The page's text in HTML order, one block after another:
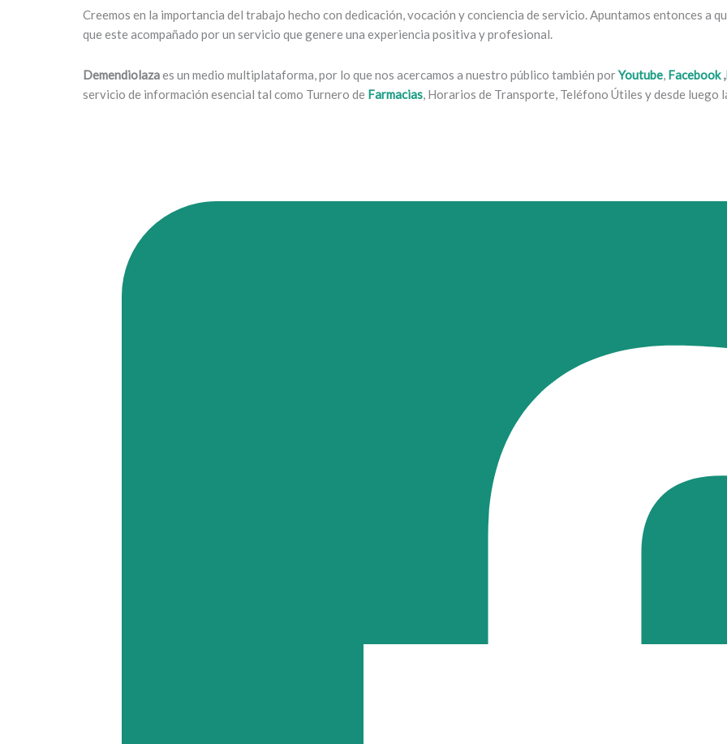
Creemos en la importancia del trabajo hecho con dedicación, vocación y conciencia de servicio. Apuntamos entonces a
que este acompañado por un servicio que genere una experiencia positiva y profesional.
Demendiolazaes un medio multiplataforma, por lo que nos acercamos a nuestro público también porYoutube, Facebook,
servicio de información esencial tal como Turnero de Farmacias, Horarios de Transporte, Teléfono Útiles y desde luego